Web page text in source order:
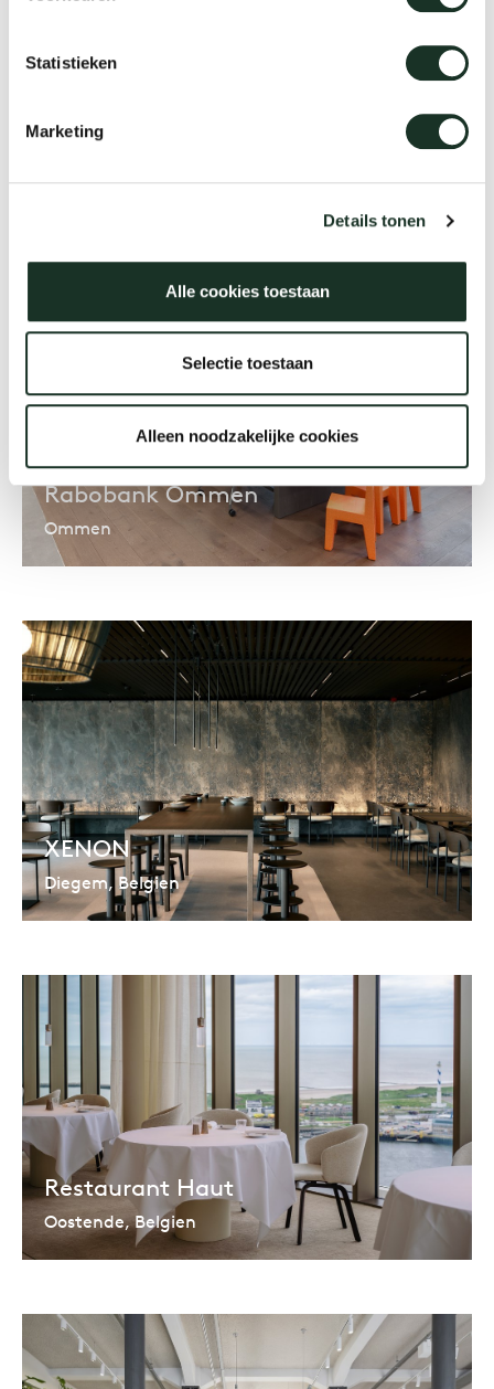
Statistieken
Marketing
Details tonen
Alle cookies toestaan
Selectie toestaan
Alleen noodzakelijke cookies
Entwicklungsbank Den Haag
Rabobank Ommen
Ommen
XENON
Diegem, Belgien
Restaurant Haut
Oostende, Belgien